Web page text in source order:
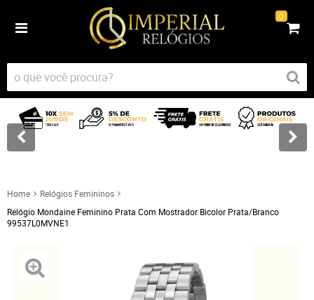
0
Home
Relógios Femininos
Relógio Mondaine Feminino Prata Com Mostrador Bicolor Prata/Branco
99537L0MVNE1